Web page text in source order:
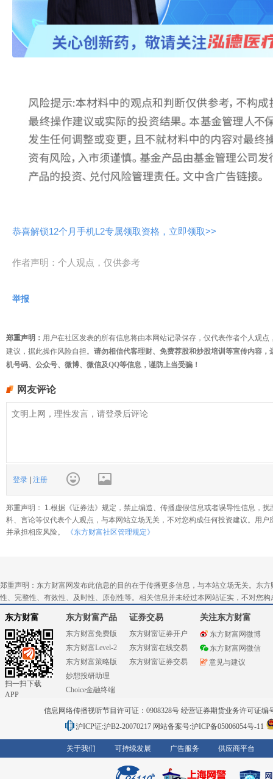
恭喜解锁12个月手机L2专属领取资格，立即领取>>
作者声明：个人观点，仅供参考
举报
郑重声明： 用户在社区发表的所有信息将由本网站记录保存，仅代表作者个人观
建议，据此操作风险自担。 请勿相信代客理财、免费荐股和炒股培训等宣传内容
机号码、公众号、微博、微信及QQ等信息，谨防上当受骗！
网友评论
登录 注册
郑重声明： 1.根据《证券法》规定，禁止编造、传播虚假信息或者误导性信息，
料、言论等仅代表个人观点，与本网站立场无关，不对您构成任何投资建议。用
并承担相应风险。
《东方财富社区管理规定》
郑重声明：东方财富网发布此信息的目的在于传播更多信息，与本站立场无关。东
性、完整性、有效性、及时性、原创性等。相关信息并未经过本网站证实，不对您
东方财富
扫一扫下载
APP
东方财富产品
东方财富免费版
东方财富Level-2
东方财富策略版
妙想投研助理
Choice金融终端
证券交易
东方财富证券开户
东方财富在线交易
东方财富证券交易
关注东方财富
东方财富网微博
东方财富网微信
意见与建议
信息网络传播视听节目许可证：0908328号 经营证券期货业务许可证编
沪ICP证:沪B2-20070217 网站备案号:沪ICP备05006054号-11
关于我们 可持续发展 广告服务 供应商平台